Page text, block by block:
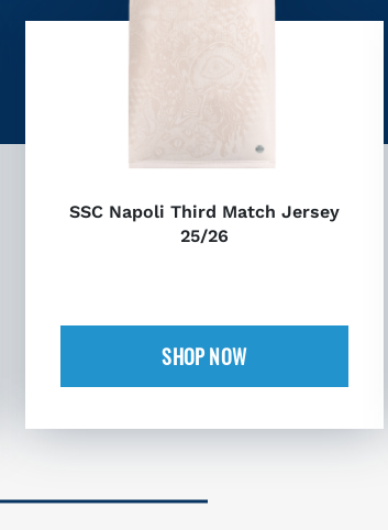
SSC Napoli Third Match Jersey
25/26
SHOP NOW